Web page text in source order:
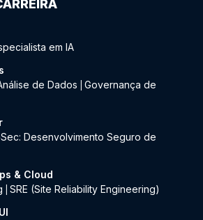
em IA
de Dados
Governança de
Desenvolvimento Seguro de
& Cloud
SRE (Site Reliability Engineering)